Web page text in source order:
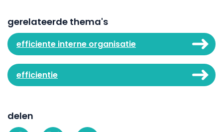
gerelateerde thema's
efficiente interne organisatie
efficientie
delen